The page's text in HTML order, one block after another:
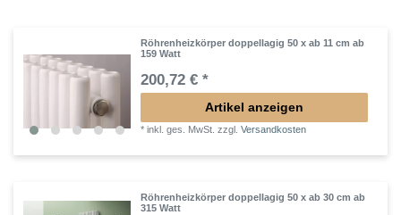
Röhrenheizkörper doppellagig 50 x ab 11 cm ab
159 Watt
200,72 € *
Artikel anzeigen
*inkl. ges. MwSt. zzgl.Versandkosten
Röhrenheizkörper doppellagig 50 x ab 30 cm ab
315 Watt